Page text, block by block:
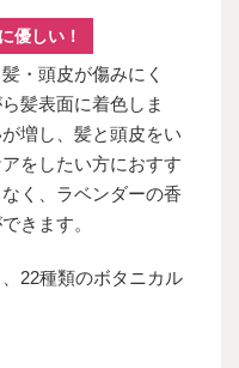
優しい！
・頭皮が傷みにく
髪表面に着色しま
増し、髪と頭皮をい
をしたい方におすす
く、ラベンダーの香
きます。
22種類のボタニカル